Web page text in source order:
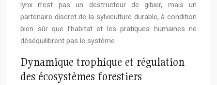
lynx n’est pas un destructeur de gibier, mais un
partenaire discret de la sylviculture durable, à condition
bien sûr que l’habitat et les pratiques humaines ne
déséquilibrent pas le système.
Dynamique trophique et régulation
des écosystèmes forestiers